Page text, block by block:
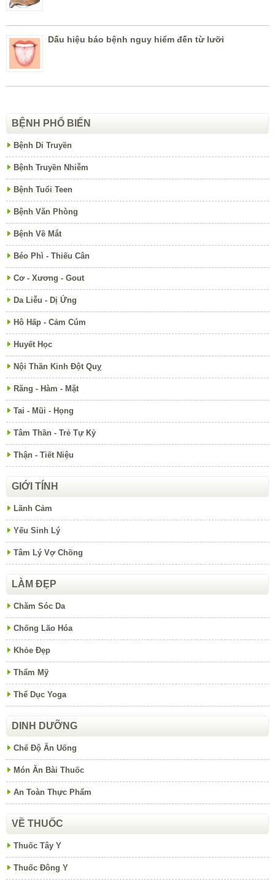
Dấu hiệu báo bệnh nguy hiểm đến từ lưỡi
BỆNH PHỔ BIẾN
Bệnh Di Truyền
Bệnh Truyền Nhiễm
Bệnh Tuổi Teen
Bệnh Văn Phòng
Bệnh Về Mắt
Béo Phì - Thiếu Cân
Cơ - Xương - Gout
Da Liễu - Dị Ứng
Hô Hấp - Cảm Cúm
Huyết Học
Nội Thần Kinh Đột Quỵ
Răng - Hàm - Mặt
Tai - Mũi - Họng
Tâm Thần - Trẻ Tự Kỷ
Thận - Tiết Niệu
GIỚI TÍNH
Lãnh Cảm
Yếu Sinh Lý
Tâm Lý Vợ Chồng
LÀM ĐẸP
Chăm Sóc Da
Chống Lão Hóa
Khỏe Đẹp
Thẩm Mỹ
Thể Dục Yoga
DINH DƯỠNG
Chế Độ Ăn Uống
Món Ăn Bài Thuốc
An Toàn Thực Phẩm
VỀ THUỐC
Thuốc Tây Y
Thuốc Đông Y